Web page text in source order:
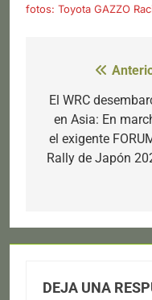
fotos: Toyota GAZZO
Navegación
de
entradas
El WRC
en Asia: En
el exigente
Rally de Japón
DEJA UNA